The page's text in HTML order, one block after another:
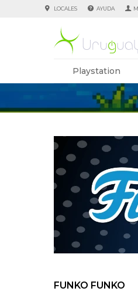
Playstation
LOCALES AYUDA
FUNKO FUNKO